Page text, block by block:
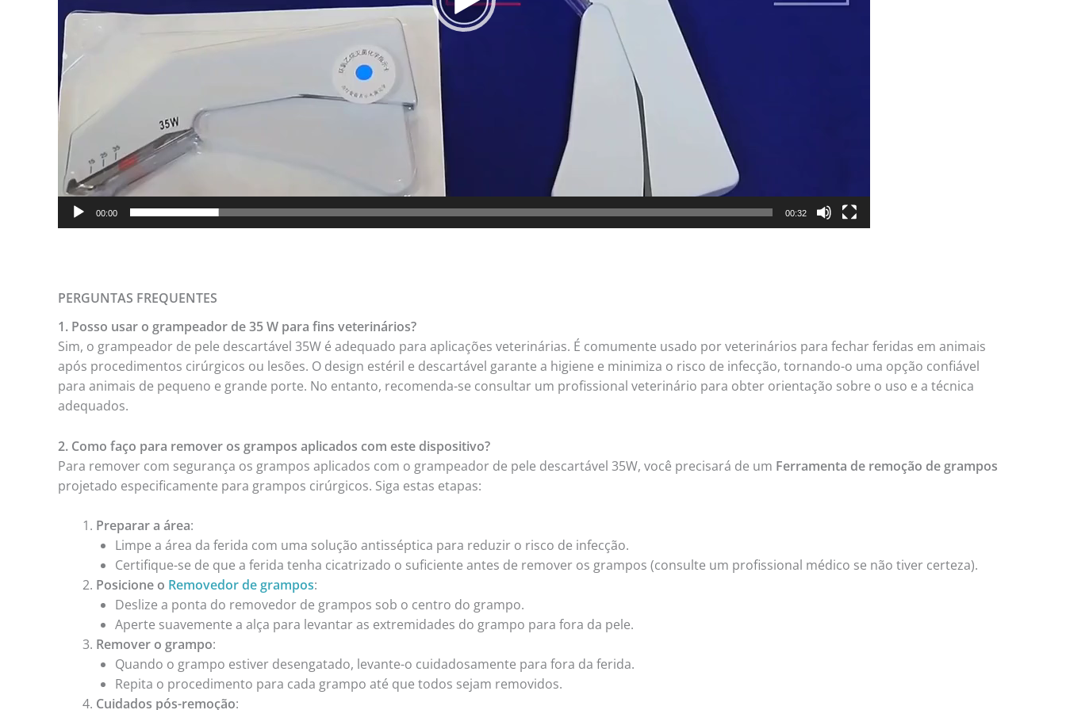
00:00 00:32
PERGUNTAS FREQUENTES
1. Posso usar o grampeador de 35 W para fins veterinários?
Sim, o grampeador de pele descartável 35W é adequado para aplicações veterinárias. É comumente usado por veterinários para fechar feridas em animais
após procedimentos cirúrgicos ou lesões. O design estéril e descartável garante a higiene e minimiza o risco de infecção, tornando-o uma opção confiável
para animais de pequeno e grande porte. No entanto, recomenda-se consultar um profissional veterinário para obter orientação sobre o uso e a técnica
adequados.
2. Como faço para remover os grampos aplicados com este dispositivo?
Para remover com segurança os grampos aplicados com o grampeador de pele descartável 35W, você precisará de um Ferramenta de remoção de grampos
projetado especificamente para grampos cirúrgicos. Siga estas etapas:
Preparar a área:
Limpe a área da ferida com uma solução antisséptica para reduzir o risco de infecção.
Certifique-se de que a ferida tenha cicatrizado o suficiente antes de remover os grampos (consulte um profissional médico se não tiver certeza).
Posicione o Removedor de grampos:
Deslize a ponta do removedor de grampos sob o centro do grampo.
Aperte suavemente a alça para levantar as extremidades do grampo para fora da pele.
Remover o grampo:
Quando o grampo estiver desengatado, levante-o cuidadosamente para fora da ferida.
Repita o procedimento para cada grampo até que todos sejam removidos.
Cuidados pós-remoção: